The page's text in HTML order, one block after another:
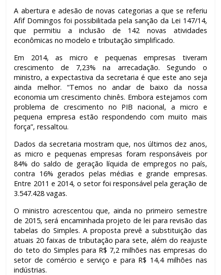
A abertura e adesão de novas categorias a que se referiu
Afif Domingos foi possibilitada pela sanção da Lei 147/14,
que permitiu a inclusão de 142 novas atividades
econômicas no modelo e tributação simplificado.
Em 2014, as micro e pequenas empresas tiveram
crescimento de 7,23% na arrecadação. Segundo o
ministro, a expectastiva da secretaria é que este ano seja
ainda melhor. “Temos no andar de baixo da nossa
economia um crescimento chinês. Embora estejamos com
problema de crescimento no PIB nacional, a micro e
pequena empresa estão respondendo com muito mais
força”, ressaltou.
Dados da secretaria mostram que, nos últimos dez anos,
as micro e pequenas empresas foram responsáveis por
84% do saldo de geração líquida de empregos no país,
contra 16% gerados pelas médias e grande empresas.
Entre 2011 e 2014, o setor foi responsável pela geração de
3.547.428 vagas.
O ministro acrescentou que, ainda no primeiro semestre
de 2015, será encaminhada projeto de lei para revisão das
tabelas do Simples. A proposta prevê a substituição das
atuais 20 faixas de tributação para sete, além do reajuste
do teto do Simples para R$ 7,2 milhões nas empresas do
setor de comércio e serviço e para R$ 14,4 milhões nas
indústrias.